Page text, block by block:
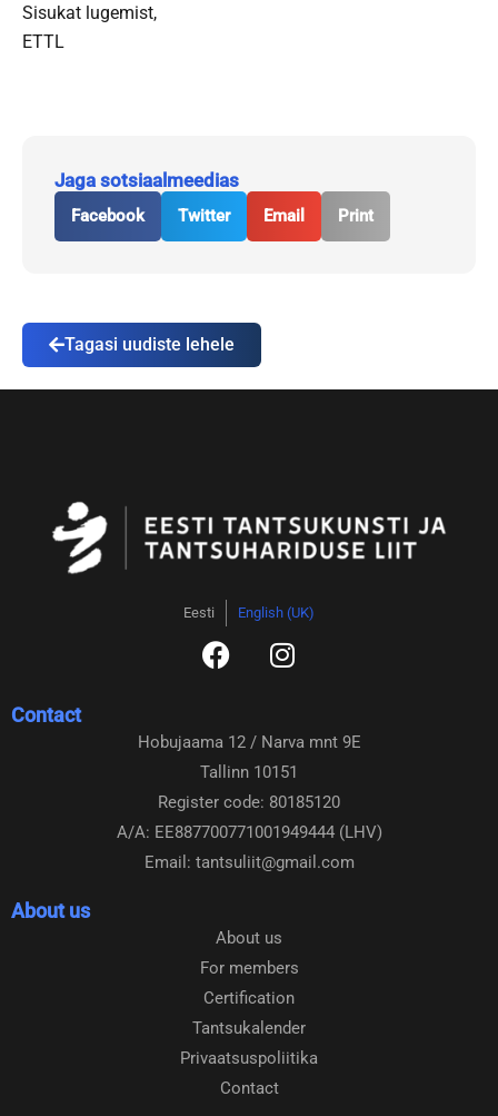
Sisukat lugemist,
ETTL
Jaga sotsiaalmeedias
Facebook Twitter Email Print
Tagasi uudiste lehele
Eesti English (UK)
F
a
b
o
o
k
I
n
a
g
r
a
m
Contact
Hobujaama 12 / Narva mnt 9E
Tallinn 10151
Register code: 80185120
A/A: EE887700771001949444 (LHV)
Email: tantsuliit@gmail.com
About us
About us
For members
Certification
Tantsukalender
Privaatsuspoliitika
Contact